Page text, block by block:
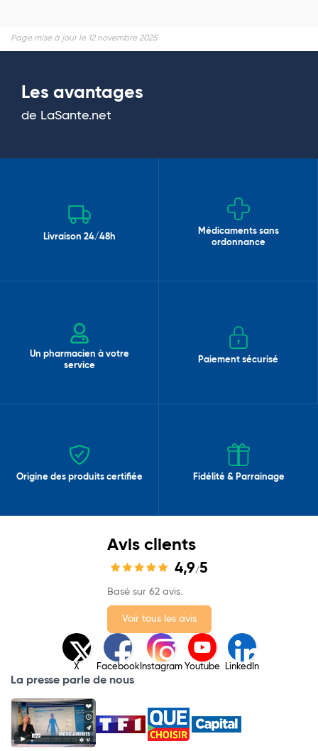
Page mise à jour le 12 novembre 2025
Les avantages
de LaSante.net
Livraison 24/48h
Médicaments sans
ordonnance
Un pharmacien à votre
service
Paiement sécurisé
Origine des produits certifiée Fidélité & Parrainage
Avis clients
4,9/5
Basé sur 62 avis.
Voir tous les avis
X Facebook Instagram Youtube LinkedIn
La presse parle de nous